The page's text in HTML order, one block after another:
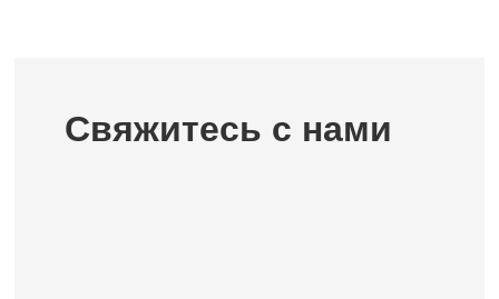
Свяжитесь с нами